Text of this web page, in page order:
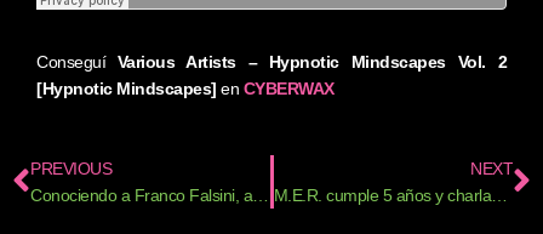
Conseguí Various Artists – Hypnotic Mindscapes Vol. 2
[Hypnotic Mindscapes] en CYBERWAX
Ant
PREVIOUS
Conociendo a Franco Falsini, autor del último disco de Baffling Noise
NEXT
M.E.R. cumple 5 años y charlamos con Juan Dairecshion